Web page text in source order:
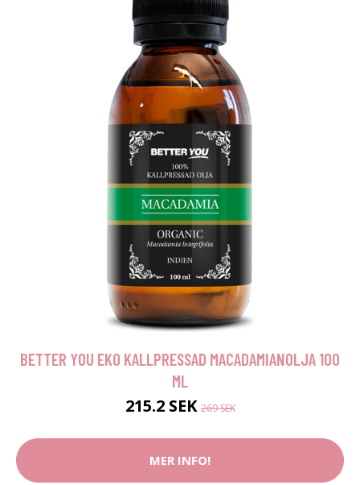
BETTER YOU EKO KALLPRESSAD MACADAMIANOLJA 100
ML
215.2 SEK269 SEK
MER INFO!